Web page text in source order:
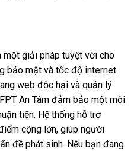
một giải pháp tuyệt vời cho
bảo mật và tốc độ internet
web độc hại và quản lý
An Tâm đảm bảo một môi
tiện. Hệ thống hỗ trợ
cộng lớn, giúp người
đề phát sinh. Nếu bạn đang